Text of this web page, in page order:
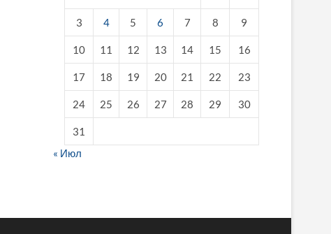
3 4 5 6 7 8 9
10 11 12 13 14 15 16
17 18 19 20 21 22 23
24 25 26 27 28 29 30
31
« Июл